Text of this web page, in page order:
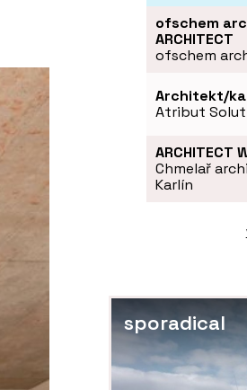
ofschem
ARCHITECT
ofschem
Architekt/
Atribut
ARCHITECT
Chmelař
Karlín
sporadical